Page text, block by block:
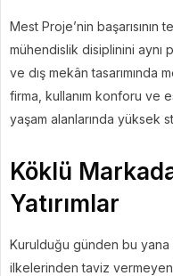
Mest Proje’nin
mühendislik disiplinini aynı
ve dış mekân tasarımında
firma, kullanım konforu ve
yaşam alanlarında yüksek
Köklü
Yatırımlar
Kurulduğu günden bu
ilkelerinden taviz